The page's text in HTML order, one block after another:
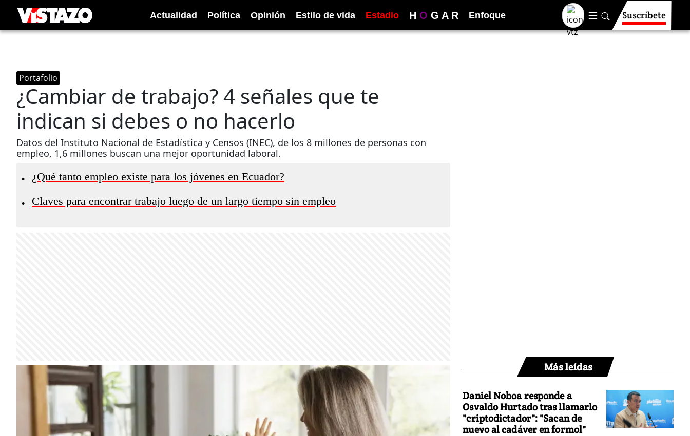
Actualidad Política Opinión Estilo de vida Estadio H O G A R Enfoque Suscríbete
Portafolio
¿Cambiar de trabajo? 4 señales que te
indican si debes o no hacerlo
Datos del Instituto Nacional de Estadística y Censos (INEC), de los 8 millones de personas con
empleo, 1,6 millones buscan una mejor oportunidad laboral.
• ¿Qué tanto empleo existe para los jóvenes en Ecuador?
• Claves para encontrar trabajo luego de un largo tiempo sin empleo
Más leídas
Daniel Noboa responde a
Osvaldo Hurtado tras llamarlo
"criptodictador": "Sacan de
nuevo al cadáver en formol"